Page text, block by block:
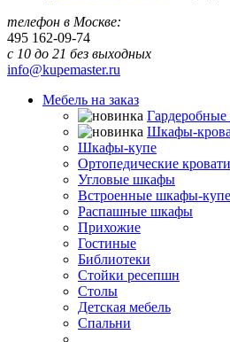
телефон в Москве:
495 162-09-74
с 10 до 21 без выходных
info@kupemaster.ru
Мебель на заказ
Шкафы-
Шкафы-купе
Ортопедические кровати
Угловые шкафы
Встроенные шкафы-купе
Распашные шкафы
Прихожие
Гостиные
Библиотеки
Стойки ресепшн
Столы
Детская мебель
Спальни